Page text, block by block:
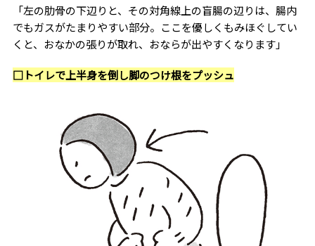
「左の肋骨の下辺りと、その対角線上の盲腸の辺りは、腸内
でもガスがたまりやすい部分。ここを優しくもみほぐしてい
くと、おなかの張りが取れ、おならが出やすくなります」
□トイレで上半身を倒し脚のつけ根をプッシュ